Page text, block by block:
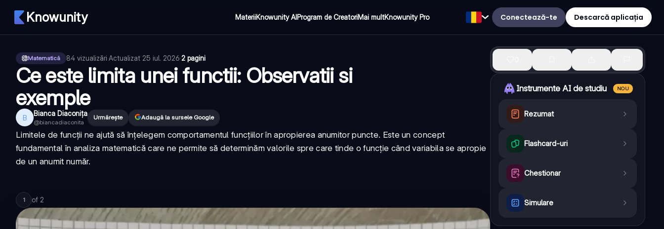
Knowunity MateriiKnowunity AIProgram de CreatoriMai multKnowunity Pro Conectează-te Descarcă aplicația
Matematică 84 vizualizări·Actualizat 25 iul. 2026·2 pagini
Ce este limita unei functii: Observatii si
exemple
B Bianca Diaconița
@biancadiaconita
Urmărește Adaugă la sursele Google
Limitele de funcții ne ajută să înțelegem comportamentul funcțiilor în apropierea anumitor puncte. Este un concept
fundamental în analiza matematică care ne permite să determinăm valorile spre care tinde o funcție când variabila se apropie
de un anumit număr.
1 of 2
Instrumente AI de studiu NOU
Rezumat
Flashcard-uri
Chestionar
Simulare